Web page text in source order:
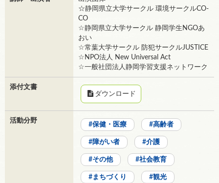
☆静岡県立大学サークル 環境サークルCO-
CO
☆静岡県立大学サークル 静岡学生NGOあ
おい
☆常葉大学サークル 防犯サークルJUSTICE
☆NPO法人 New Universal Act
☆一般社団法人静岡学習支援ネットワーク
添付文書
ダウンロード
活動分野
保健・医療 高齢者
障がい者 介護
その他 社会教育
まちづくり 観光